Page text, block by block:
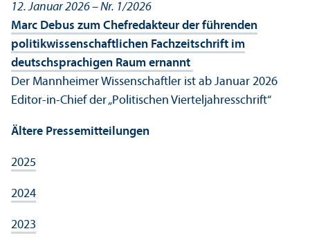
12. Januar 2026 – Nr. 1/2026
Marc Debus zum Chefredakteur der führenden
politik­wissenschaft­lichen Fach­zeitschrift im
deutschsprach­igen Raum ernannt
Der Mannheimer Wissenschaft­ler ist ab Januar 2026
Editor-in-Chief der „Politischen Vierteljahresschrift“
Ältere Pressemitteilungen
2025
2024
2023